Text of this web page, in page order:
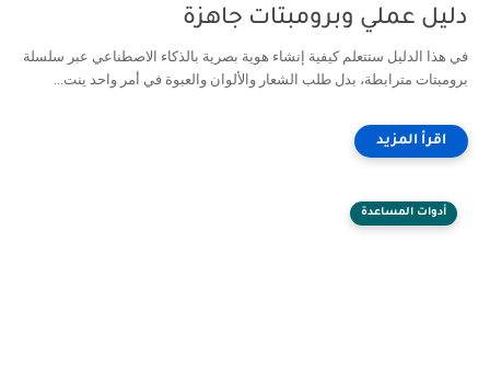
دليل عملي وبرومبتات جاهزة
في هذا الدليل ستتعلم كيفية إنشاء هوية بصرية بالذكاء الاصطناعي عبر سلسلة
برومبتات مترابطة، بدل طلب الشعار والألوان والعبوة في أمر واحد ينت...
أدوات المساعدة